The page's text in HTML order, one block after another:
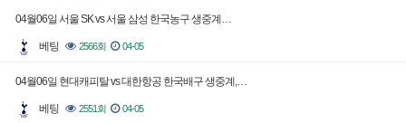
04월06일 서울 SK vs 서울 삼성 한국농구 생중계…
베팅 2566회 04-05
04월06일 현대캐피탈 vs 대한항공 한국배구 생중계,…
베팅 2551회 04-05